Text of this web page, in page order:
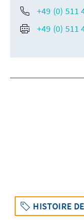
+49 (0) 511
+49 (0) 511
HISTOIRE